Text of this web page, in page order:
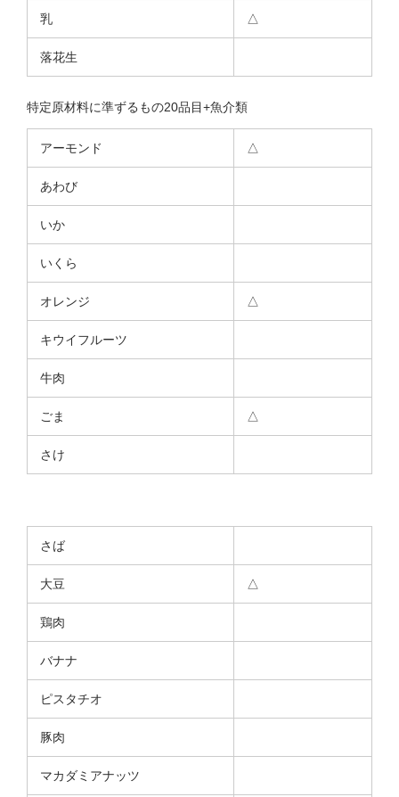
乳 △
落花生
特定原材料に準ずるもの20品目+魚介類
アーモンド △
あわび
いか
いくら
オレンジ △
キウイフルーツ
牛肉
ごま △
さけ
さば
大豆 △
鶏肉
バナナ
ピスタチオ
豚肉
マカダミアナッツ